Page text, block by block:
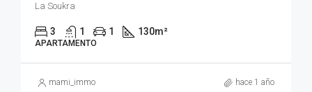
La Soukra
3 1 1 130m²
APARTAMENTO
mami_immo hace 1 año